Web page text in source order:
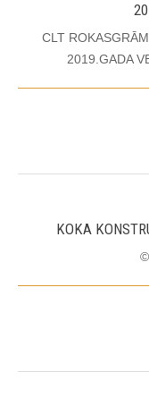
CLT
2019.GADA
KOKA
©